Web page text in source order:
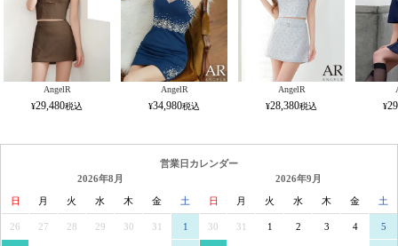
AngelR
29,480
AngelR
34,980
AngelR
28,380
営業日カレンダー
2026年8月
日 月 火 水 木 金 土
26 27 28 29 30 31 1
2026年9月
日 月 火 水 木 金 土
30 31 1 2 3 4 5